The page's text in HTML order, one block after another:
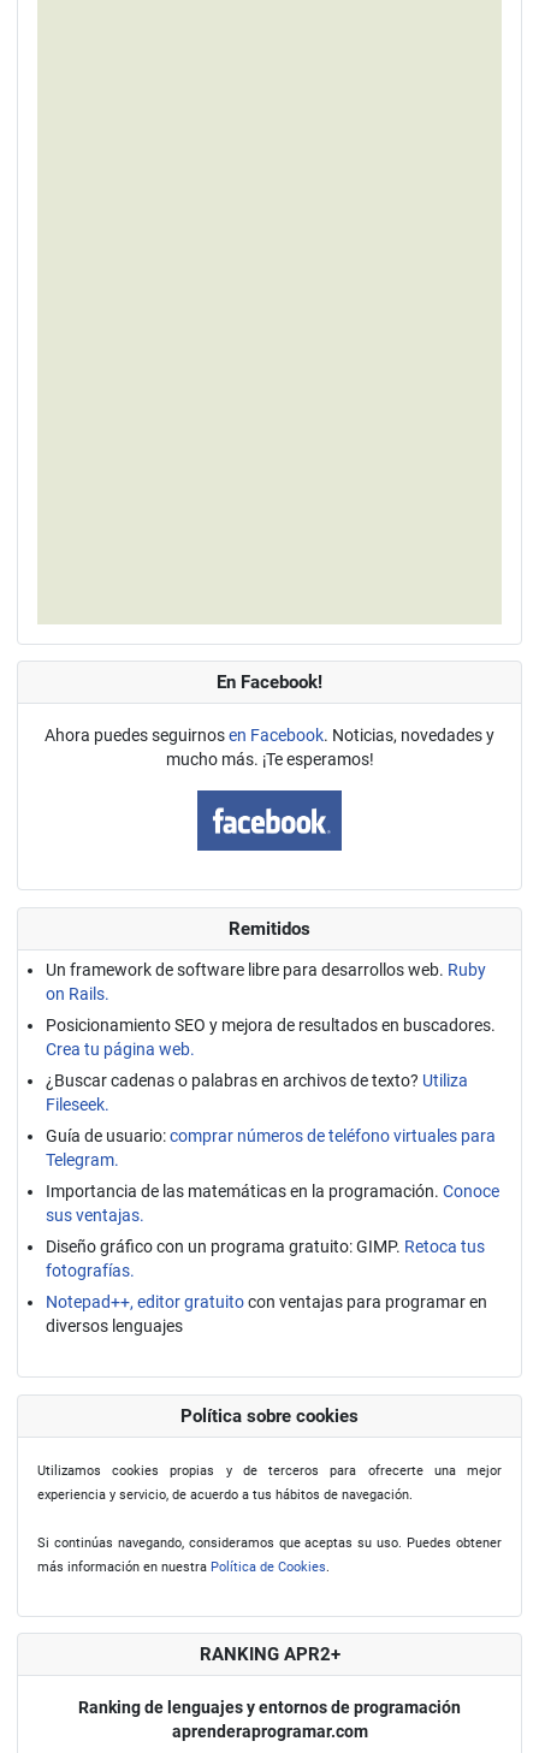
En Facebook!
Ahora puedes seguirnosen Facebook. Noticias, novedades y
mucho más. ¡Te esperamos!
Remitidos
Un framework de software libre para desarrollos web. Ruby
on Rails.
Posicionamiento SEO y mejora de resultados en buscadores.
Crea tu página web.
¿Buscar cadenas o palabras en archivos de texto? Utiliza
Fileseek.
Guía de usuario:comprar números de teléfono virtuales para
Telegram.
Importancia de las matemáticas en la programación. Conoce
sus ventajas.
Diseño gráfico con un programa gratuito: GIMP. Retoca tus
fotografías.
Notepad++, editor gratuitocon ventajas para programar en
diversos lenguajes
Política sobre cookies
Utilizamos cookies propias y de terceros para ofrecerte una mejor
experiencia y servicio, de acuerdo a tus hábitos de navegación.
Si continúas navegando, consideramos que aceptas su uso. Puedes obtener
más información en nuestra Política de Cookies.
RANKING APR2+
Ranking de lenguajes y entornos de programación
aprenderaprogramar.com